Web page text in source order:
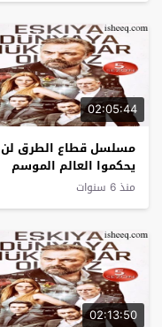
02:05:44
مسلسل قطاع الطرق لن
يحكموا العالم الموسم
منذ 6 سنوات
02:13:50